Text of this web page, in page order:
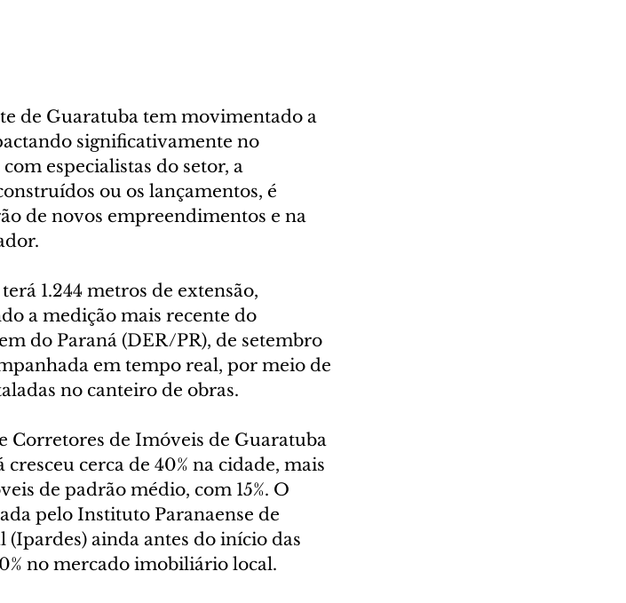
de Guaratuba tem movimentado a
significativamente no
especialistas do setor, a
ou os lançamentos, é
de novos empreendimentos e na
1.244 metros de extensão,
a medição mais recente do
do Paraná (DER/PR), de setembro
em tempo real, por meio de
no canteiro de obras.
Corretores de Imóveis de Guaratuba
cerca de 40% na cidade, mais
de padrão médio, com 15%. O
pelo Instituto Paranaense de
ainda antes do início das
no mercado imobiliário local.